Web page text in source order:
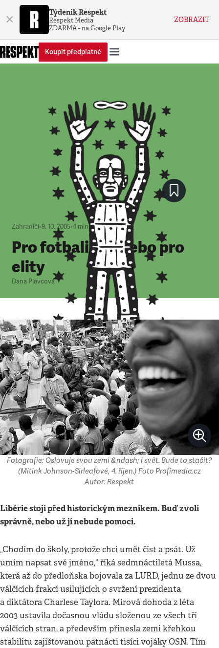
× Týdeník Respekt
Respekt Media
ZDARMA - na Google Play
ZOBRAZIT
Koupit předplatné
Zahraničí•9. 10. 2005•4 minuty
Pro fotbalistu, nebo pro
elity
Dana Plavcová
Fotografie: Oslovuje svou zemi &ndash; i svět. Bude to stačit?
(Mítink Johnson-Sirleafové, 4. říjen.) Foto Profimedia.cz
Autor: Respekt
Libérie stojí před historickým mezníkem. Buď zvolí
správně, nebo už jí nebude pomoci.
„Chodím do školy, protože chci umět číst a psát. Už
umím napsat své jméno,“ říká sedmnáctiletá Mussa,
která až do předloňska bojovala za LURD, jednu ze dvou
válčících frakcí usilujících o svržení prezidenta
a diktátora Charlese Taylora. Mírová dohoda z léta
2003 ustavila dočasnou vládu složenou ze všech tří
válčících stran, a především přinesla zemi křehkou
stabilitu zajišťovanou patnácti tisíci vojáky OSN. Tím